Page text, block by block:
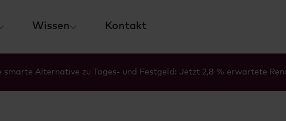
Wissen Kontakt
smarte Alternative zu Tages- und Festgeld: Jetzt 2,8 % erwartete